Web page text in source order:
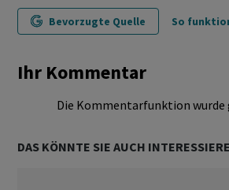
Bevorzugte Quelle So
Ihr Kommentar
Die Kommentarfunktion wurde
DAS KÖNNTE SIE AUCH